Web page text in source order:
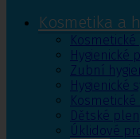
Kosmetika a
Hygienické
Zubní
Hygienické
Dětské
Úklidové